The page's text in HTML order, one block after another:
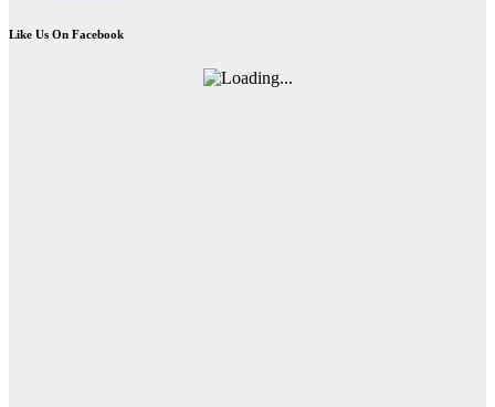
Like Us On Facebook